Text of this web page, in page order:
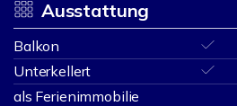
Ausstattung
Balkon
Unterkellert
als Ferienimmobilie